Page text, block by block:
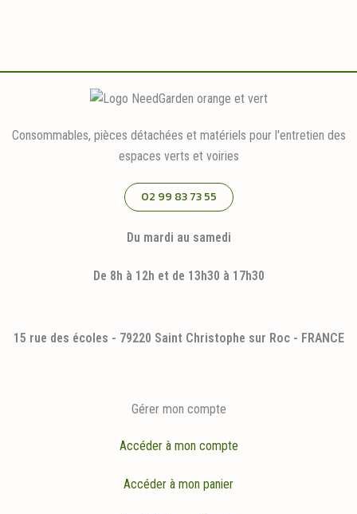
Consommables, pièces détachées et matériels pour l'entretien des
espaces verts et voiries
02 99 83 73 55
Du mardi au samedi
De 8h à 12h et de 13h30 à 17h30
15 rue des écoles - 79220 Saint Christophe sur Roc - FRANCE
Gérer mon compte
Accéder à mon compte
Accéder à mon panier